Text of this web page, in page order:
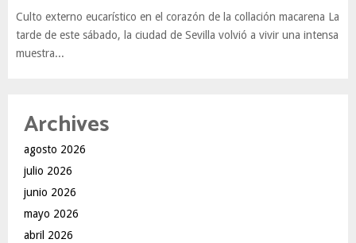
Culto externo eucarístico en el corazón de la collación macarena La
tarde de este sábado, la ciudad de Sevilla volvió a vivir una intensa
muestra...
Archives
agosto 2026
julio 2026
junio 2026
mayo 2026
abril 2026